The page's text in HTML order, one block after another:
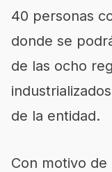
40 personas
donde se
de las ocho
de la entidad.
Con motivo